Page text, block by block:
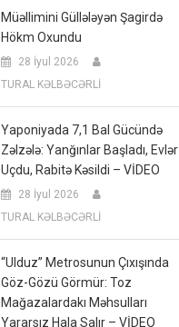
Müəllimini Güllələyən Şagirdə
Hökm Oxundu
28 İyul 2026
TURAL KƏLBƏCƏRLİ
Yaponiyada 7,1 Bal Gücündə
Zəlzələ: Yanğınlar Başladı, Evlər
Uçdu, Rabitə Kəsildi – VİDEO
28 İyul 2026
TURAL KƏLBƏCƏRLİ
“Ulduz” Metrosunun Çıxışında
Göz-Gözü Görmür: Toz
Mağazalardakı Məhsulları
Yararsız Hala Salır – VİDEO